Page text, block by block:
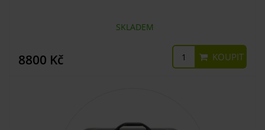
SKLADEM
8800 Kč KOUPIT